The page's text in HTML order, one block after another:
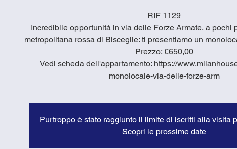
RIF 1129
Incredibile opportunità in via delle Forze Armate, a pochi
metropolitana rossa di Bisceglie: ti presentiamo un
Prezzo: €650,00
Vedi scheda dell'appartamento: https://
monolocale-via-delle-forze-arm
Purtroppo è stato raggiunto il limite di iscritti alla visita
Scopri le prossime date